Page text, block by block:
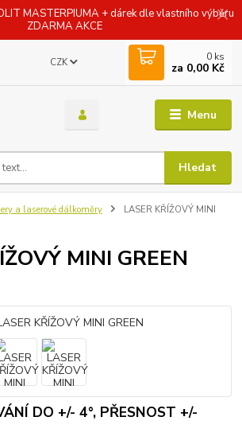
MASTERPIUMA + dárek dle vlastního výběru
ZDARMA AKCE
Menu
CZK
Hledat
0 ks
za 0,00 Kč
a laserové dálkoměry
LASER KŘÍŽOVÝ MINI
MINI GREEN
DO +/- 4°, PŘESNOST +/-